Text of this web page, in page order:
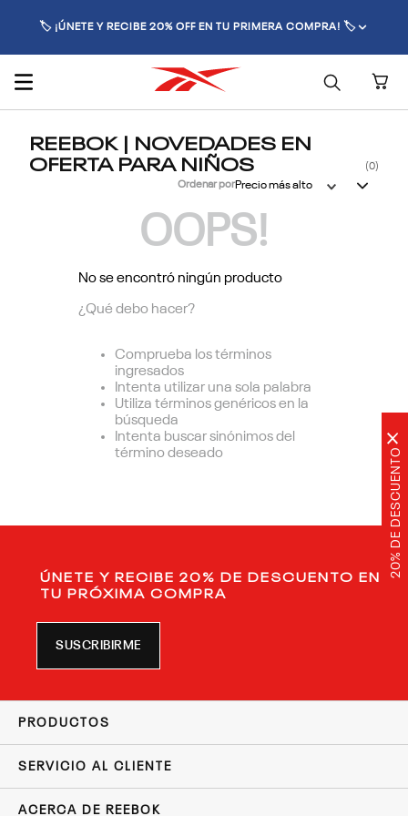
20% DE DESCUENTO
×
🏷️ ¡ÚNETE Y RECIBE 20% OFF EN TU PRIMERA COMPRA! 🏷️
REEBOK | NOVEDADES EN
OFERTA PARA NIÑOS 0
Ordenar porPrecio más alto
OOPS!
No se encontró ningún producto
¿Qué debo hacer?
Comprueba los términos
ingresados
Intenta utilizar una sola palabra
Utiliza términos genéricos en la
búsqueda
Intenta buscar sinónimos del
término deseado
ÚNETE Y RECIBE 20% DE DESCUENTO EN
TU PRÓXIMA COMPRA
SUSCRIBIRME
PRODUCTOS
SERVICIO AL CLIENTE
ACERCA DE REEBOK